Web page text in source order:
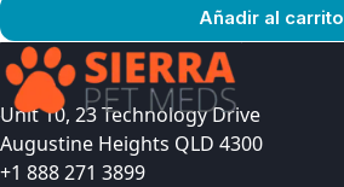
Añadir al carrito
Ver producto
Unit 10, 23 Technology Drive
Augustine Heights QLD 4300
+1 888 271 3899